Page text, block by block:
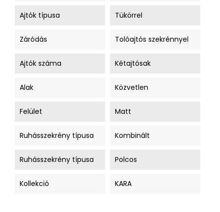
Ajtók típusa Tükörrel
Záródás Tolóajtós szekrénnyel
Ajtók száma Kétajtósak
Alak Közvetlen
Felület Matt
Ruhásszekrény típusa Kombinált
Ruhásszekrény típusa Polcos
Kollekció KARA